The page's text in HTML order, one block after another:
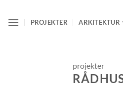
PROJEKTER ARKITEKTUR
projekter